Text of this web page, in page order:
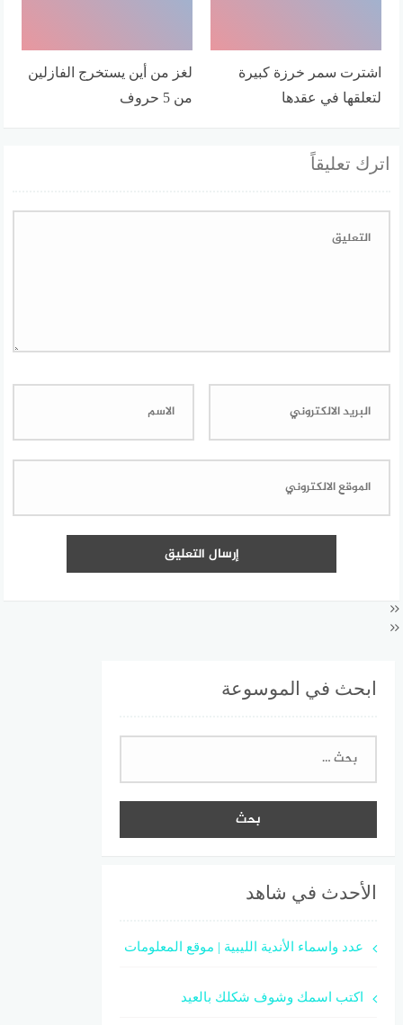
اشترت سمر خرزة كبيرة
لتعلقها في عقدها
لغز من أين يستخرج الفازلين
من 5 حروف
اترك تعليقاً
ابحث في الموسوعة
البحث
الأحدث في شاهد
عدد واسماء الأندية الليبية | موقع المعلومات
اكتب اسمك وشوف شكلك بالعيد